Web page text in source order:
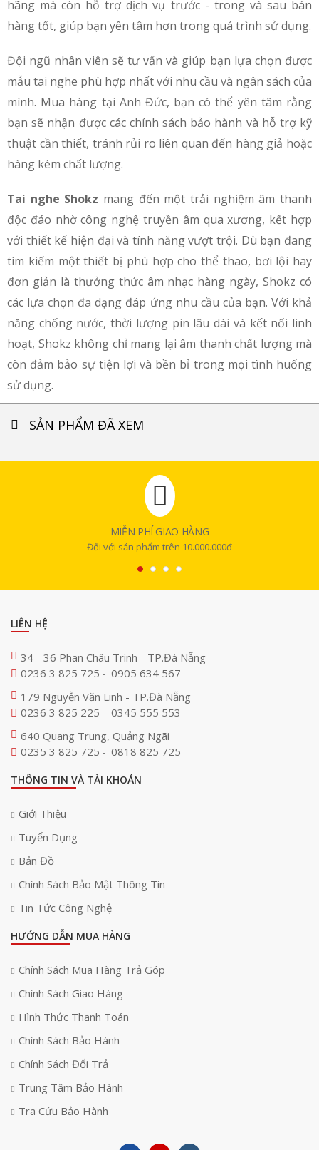
hãng mà còn hỗ trợ dịch vụ trước - trong và sau bán
hàng tốt, giúp bạn yên tâm hơn trong quá trình sử dụng.
Đội ngũ nhân viên sẽ tư vấn và giúp bạn lựa chọn được
mẫu tai nghe phù hợp nhất với nhu cầu và ngân sách của
mình. Mua hàng tại Anh Đức, bạn có thể yên tâm rằng
bạn sẽ nhận được các chính sách bảo hành và hỗ trợ kỹ
thuật cần thiết, tránh rủi ro liên quan đến hàng giả hoặc
hàng kém chất lượng.
Tai nghe Shokz mang đến một trải nghiệm âm thanh
độc đáo nhờ công nghệ truyền âm qua xương, kết hợp
với thiết kế hiện đại và tính năng vượt trội. Dù bạn đang
tìm kiếm một thiết bị phù hợp cho thể thao, bơi lội hay
đơn giản là thưởng thức âm nhạc hàng ngày, Shokz có
các lựa chọn đa dạng đáp ứng nhu cầu của bạn. Với khả
năng chống nước, thời lượng pin lâu dài và kết nối linh
hoạt, Shokz không chỉ mang lại âm thanh chất lượng mà
còn đảm bảo sự tiện lợi và bền bỉ trong mọi tình huống
sử dụng.
SẢN PHẨM ĐÃ XEM
MIỄN PHÍ GIAO HÀNG
Đối với sản phẩm trên 10.000.000đ
LIÊN HỆ
34 - 36 Phan Châu Trinh - TP.Đà Nẵng
0236 3 825 725 - 0905 634 567
179 Nguyễn Văn Linh - TP.Đà Nẵng
0236 3 825 225 - 0345 555 553
640 Quang Trung, Quảng Ngãi
0235 3 825 725 - 0818 825 725
THÔNG TIN VÀ TÀI KHOẢN
Giới Thiệu
Tuyển Dụng
Bản Đồ
Chính Sách Bảo Mật Thông Tin
Tin Tức Công Nghệ
HƯỚNG DẪN MUA HÀNG
Chính Sách Mua Hàng Trả Góp
Chính Sách Giao Hàng
Hình Thức Thanh Toán
Chính Sách Bảo Hành
Chính Sách Đổi Trả
Trung Tâm Bảo Hành
Tra Cứu Bảo Hành